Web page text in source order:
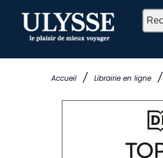
Accueil / Librairie en ligne /